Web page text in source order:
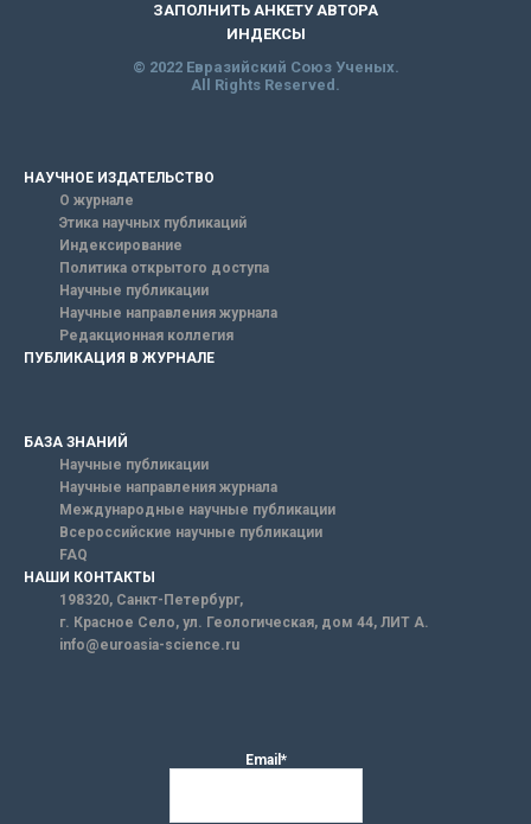
ЗАПОЛНИТЬ АНКЕТУ АВТОРА
ИНДЕКСЫ
© 2022 Евразийский Союз Ученых.
All Rights Reserved.
НАУЧНОЕ ИЗДАТЕЛЬСТВО
О журнале
Этика научных публикаций
Индексирование
Политика открытого доступа
Научные публикации
Научные направления журнала
Редакционная коллегия
ПУБЛИКАЦИЯ В ЖУРНАЛЕ
БАЗА ЗНАНИЙ
Научные публикации
Научные направления журнала
Международные научные публикации
Всероссийские научные публикации
FAQ
НАШИ КОНТАКТЫ
198320, Санкт-Петербург,
г. Красное Село, ул. Геологическая, дом 44, ЛИТ А.
info@euroasia-science.ru
Email*